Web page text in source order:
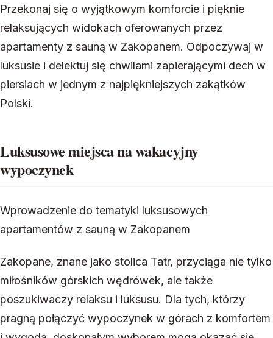
Przekonaj się o wyjątkowym komforcie i pięknie
relaksujących widokach oferowanych przez
apartamenty z sauną w Zakopanem. Odpoczywaj w
luksusie i delektuj się chwilami zapierającymi dech w
piersiach w jednym z najpiękniejszych zakątków
Polski.
Luksusowe miejsca na wakacyjny
wypoczynek
Wprowadzenie do tematyki luksusowych
apartamentów z sauną w Zakopanem
Zakopane, znane jako stolica Tatr, przyciąga nie tylko
miłośników górskich wędrówek, ale także
poszukiwaczy relaksu i luksusu. Dla tych, którzy
pragną połączyć wypoczynek w górach z komfortem